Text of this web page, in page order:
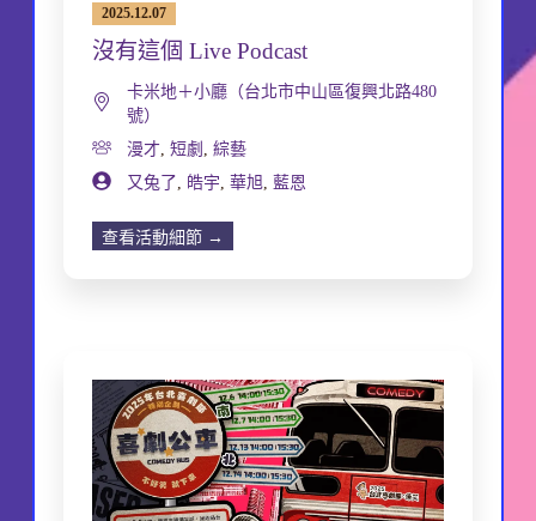
2025.12.07
沒有這個 Live Podcast
卡米地＋小廳（台北市中山區復興北路480
號）
漫才, 短劇 , 綜藝
又兔了, 皓宇, 華旭, 藍恩
查看活動細節 →